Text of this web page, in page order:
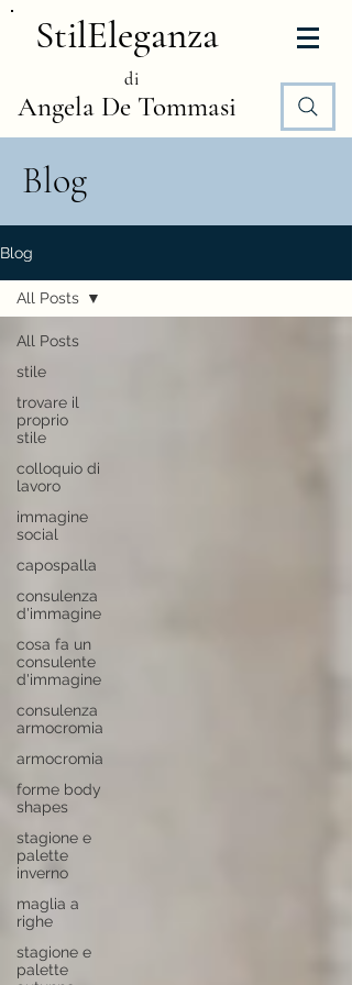
StilEleganza
di
Angela De Tommasi
Blog
Blog
All Posts
stile
trovare il
proprio
stile
colloquio di
lavoro
immagine
social
capospalla
consulenza
d'immagine
cosa fa un
consulente
d'immagine
consulenza
armocromia
armocromia
forme body
shapes
stagione e
palette
inverno
maglia a
righe
stagione e
palette
All Posts